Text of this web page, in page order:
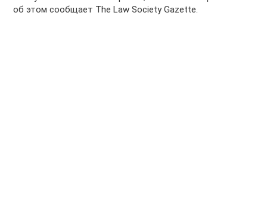
об этом сообщает The Law Society Gazette.